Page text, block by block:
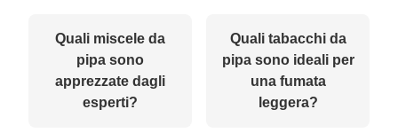
Quali miscele da
pipa sono
apprezzate dagli
esperti?
Quali tabacchi da
pipa sono ideali per
una fumata
leggera?